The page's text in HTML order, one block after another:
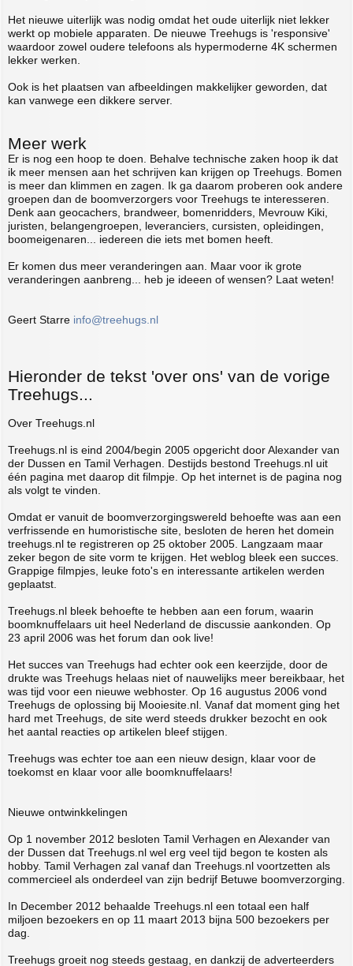
Het nieuwe uiterlijk was nodig omdat het oude uiterlijk niet lekker
werkt op mobiele apparaten. De nieuwe Treehugs is 'responsive'
waardoor zowel oudere telefoons als hypermoderne 4K schermen
lekker werken.
Ook is het plaatsen van afbeeldingen makkelijker geworden, dat
kan vanwege een dikkere server.
Meer werk
Er is nog een hoop te doen. Behalve technische zaken hoop ik dat
ik meer mensen aan het schrijven kan krijgen op Treehugs. Bomen
is meer dan klimmen en zagen. Ik ga daarom proberen ook andere
groepen dan de boomverzorgers voor Treehugs te interesseren.
Denk aan geocachers, brandweer, bomenridders, Mevrouw Kiki,
juristen, belangengroepen, leveranciers, cursisten, opleidingen,
boomeigenaren... iedereen die iets met bomen heeft.
Er komen dus meer veranderingen aan. Maar voor ik grote
veranderingen aanbreng... heb je ideeen of wensen? Laat weten!
Geert Starre info@treehugs.nl
Hieronder de tekst 'over ons' van de vorige
Treehugs...
Over Treehugs.nl
Treehugs.nl is eind 2004/begin 2005 opgericht door Alexander van
der Dussen en Tamil Verhagen. Destijds bestond Treehugs.nl uit
één pagina met daarop dit filmpje. Op het internet is de pagina nog
als volgt te vinden.
Omdat er vanuit de boomverzorgingswereld behoefte was aan een
verfrissende en humoristische site, besloten de heren het domein
treehugs.nl te registreren op 25 oktober 2005. Langzaam maar
zeker begon de site vorm te krijgen. Het weblog bleek een succes.
Grappige filmpjes, leuke foto's en interessante artikelen werden
geplaatst.
Treehugs.nl bleek behoefte te hebben aan een forum, waarin
boomknuffelaars uit heel Nederland de discussie aankonden. Op
23 april 2006 was het forum dan ook live!
Het succes van Treehugs had echter ook een keerzijde, door de
drukte was Treehugs helaas niet of nauwelijks meer bereikbaar, het
was tijd voor een nieuwe webhoster. Op 16 augustus 2006 vond
Treehugs de oplossing bij Mooiesite.nl. Vanaf dat moment ging het
hard met Treehugs, de site werd steeds drukker bezocht en ook
het aantal reacties op artikelen bleef stijgen.
Treehugs was echter toe aan een nieuw design, klaar voor de
toekomst en klaar voor alle boomknuffelaars!
Nieuwe ontwinkkelingen
Op 1 november 2012 besloten Tamil Verhagen en Alexander van
der Dussen dat Treehugs.nl wel erg veel tijd begon te kosten als
hobby. Tamil Verhagen zal vanaf dan Treehugs.nl voortzetten als
commercieel als onderdeel van zijn bedrijf Betuwe boomverzorging.
In December 2012 behaalde Treehugs.nl een totaal een half
miljoen bezoekers en op 11 maart 2013 bijna 500 bezoekers per
dag.
Treehugs groeit nog steeds gestaag, en dankzij de adverteerders